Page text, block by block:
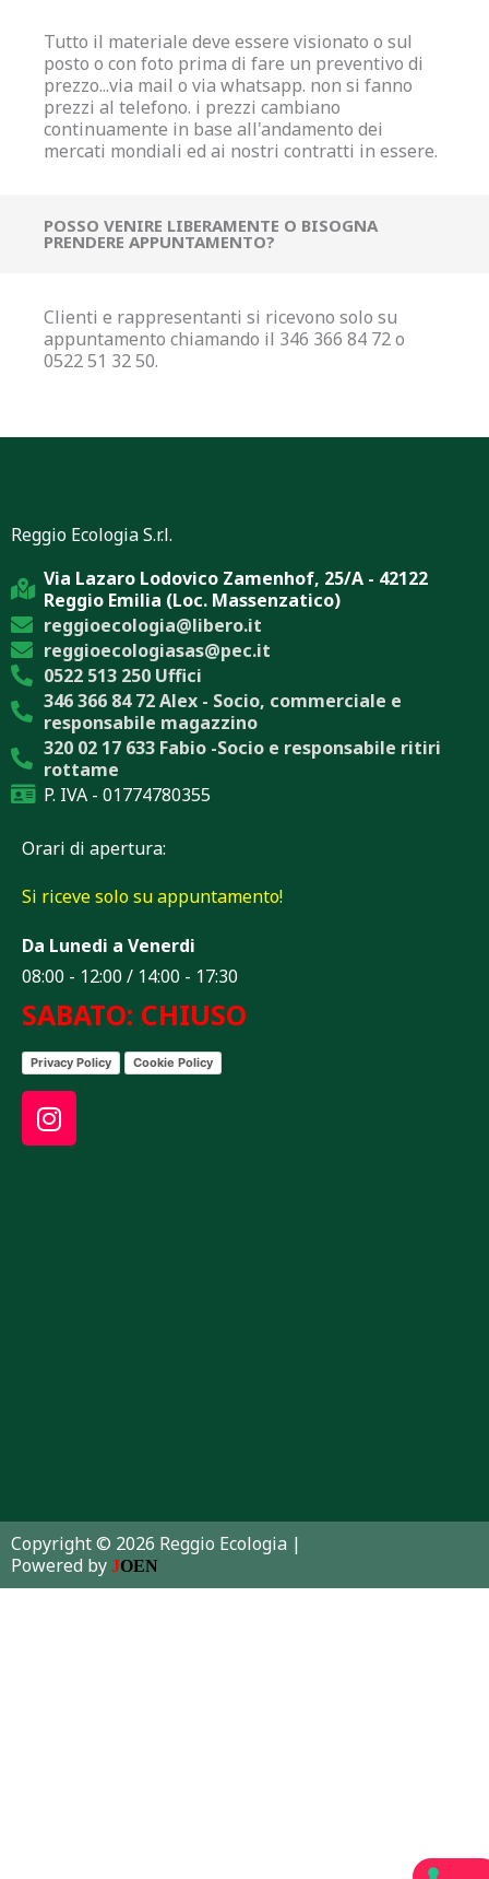
Tutto il materiale deve essere visionato o sul
posto o con foto prima di fare un preventivo di
prezzo...via mail o via whatsapp. non si fanno
prezzi al telefono. i prezzi cambiano
continuamente in base all'andamento dei
mercati mondiali ed ai nostri contratti in essere.
POSSO VENIRE LIBERAMENTE O BISOGNA
PRENDERE APPUNTAMENTO?
Clienti e rappresentanti si ricevono solo su
appuntamento chiamando il 346 366 84 72 o
0522 51 32 50.
Reggio Ecologia S.r.l.
Via Lazaro Lodovico Zamenhof, 25/A - 42122
Reggio Emilia (Loc. Massenzatico)
reggioecologia@libero.it
reggioecologiasas@pec.it
0522 513 250 Uffici
346 366 84 72 Alex - Socio, commerciale e
responsabile magazzino
320 02 17 633 Fabio -Socio e responsabile ritiri
rottame
P. IVA - 01774780355
Orari di apertura:
Si riceve solo su appuntamento!
Da Lunedi a Venerdi
08:00 - 12:00 / 14:00 - 17:30
SABATO: CHIUSO
Privacy Policy Cookie Policy
I
n
s
Copyright © 2026 Reggio Ecologia |
Powered by JOEN